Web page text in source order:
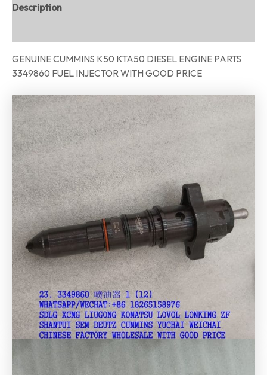
Description
GENUINE CUMMINS K50 KTA50 DIESEL ENGINE PARTS
3349860 FUEL INJECTOR WITH GOOD PRICE